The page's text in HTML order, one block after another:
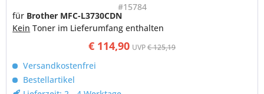
#15784
€ 114,90 UVP€ 125,19
für Brother MFC-L3730CDN
Kein Toner im Lieferumfang enthalten
Versandkostenfrei
Bestellartikel